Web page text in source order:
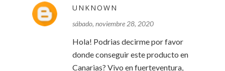
UNKNOWN
sábado, noviembre 28, 2020
Hola! Podrias decirme por favor
donde conseguir este producto en
Canarias? Vivo en fuerteventura,